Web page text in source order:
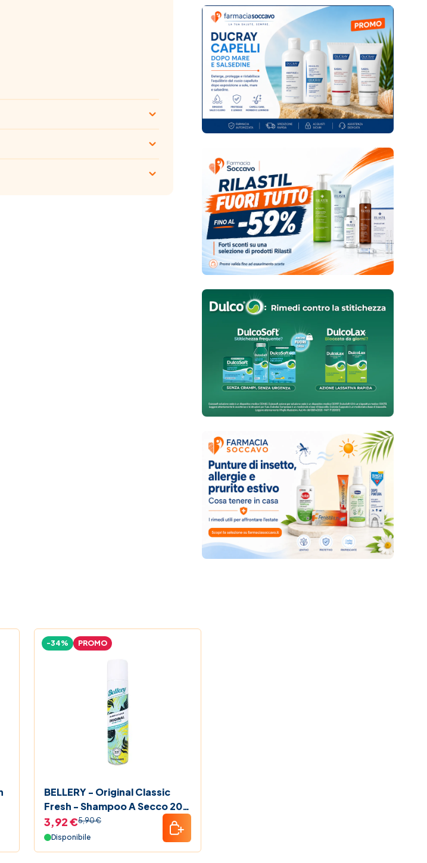
BELLERY - Original Classic
Fresh - Shampoo A Secco 200
Ml
-34% PROMO
3,92 €5,90 €
Disponibile